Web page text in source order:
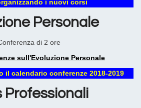
i nuovi corsi
Personale
di 2 ore
sull'Evoluzione Personale
il calendario conferenze 2018-2019
Professionali